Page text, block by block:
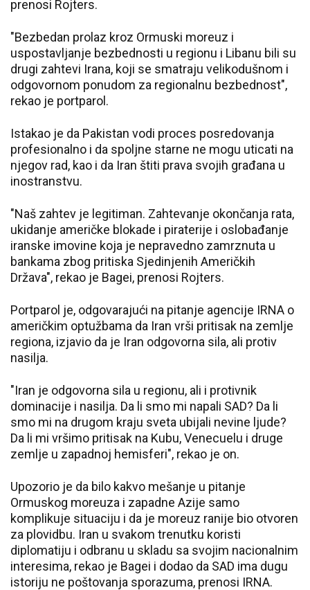
prenosi Rojters.
"Bezbedan prolaz kroz Ormuski moreuz i
uspostavljanje bezbednosti u regionu i Libanu bili su
drugi zahtevi Irana, koji se smatraju velikodušnom i
odgovornom ponudom za regionalnu bezbednost",
rekao je portparol.
Istakao je da Pakistan vodi proces posredovanja
profesionalno i da spoljne starne ne mogu uticati na
njegov rad, kao i da Iran štiti prava svojih građana u
inostranstvu.
"Naš zahtev je legitiman. Zahtevanje okončanja rata,
ukidanje američke blokade i piraterije i oslobađanje
iranske imovine koja je nepravedno zamrznuta u
bankama zbog pritiska Sjedinjenih Američkih
Država", rekao je Bagei, prenosi Rojters.
Portparol je, odgovarajući na pitanje agencije IRNA o
američkim optužbama da Iran vrši pritisak na zemlje
regiona, izjavio da je Iran odgovorna sila, ali protiv
nasilja.
"Iran je odgovorna sila u regionu, ali i protivnik
dominacije i nasilja. Da li smo mi napali SAD? Da li
smo mi na drugom kraju sveta ubijali nevine ljude?
Da li mi vršimo pritisak na Kubu, Venecuelu i druge
zemlje u zapadnoj hemisferi", rekao je on.
Upozorio je da bilo kakvo mešanje u pitanje
Ormuskog moreuza i zapadne Azije samo
komplikuje situaciju i da je moreuz ranije bio otvoren
za plovidbu. Iran u svakom trenutku koristi
diplomatiju i odbranu u skladu sa svojim nacionalnim
interesima, rekao je Bagei i dodao da SAD ima dugu
istoriju ne poštovanja sporazuma, prenosi IRNA.